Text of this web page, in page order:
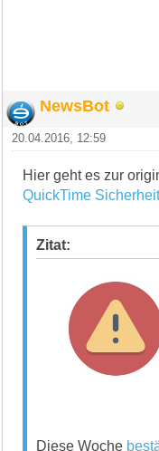
NewsBot
20.04.2016, 12:59
Hier geht es zur
QuickTime
Zitat:
Diese Woche